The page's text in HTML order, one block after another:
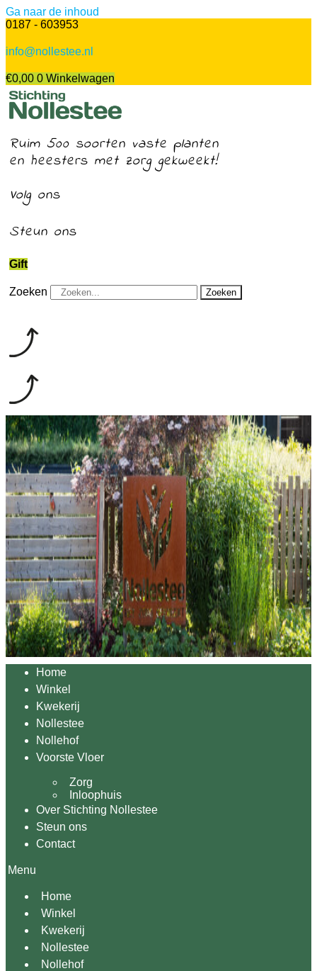
Ga naar de inhoud
0187 - 603953
info@nollestee.nl
€0,00 0 Winkelwagen
Ruim 500 soorten vaste planten
en heesters met zorg gekweekt!
Volg ons
Steun ons
Gift
Zoeken Zoeken
Home
Winkel
Kwekerij
Nollestee
Nollehof
Voorste Vloer
Zorg
Inloophuis
Over Stichting Nollestee
Steun ons
Contact
Menu
Home
Winkel
Kwekerij
Nollestee
Nollehof